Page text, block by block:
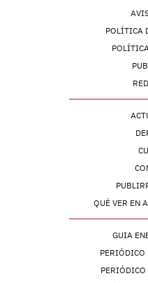
POLÍTICA
QUÉ VER EN
GUIA